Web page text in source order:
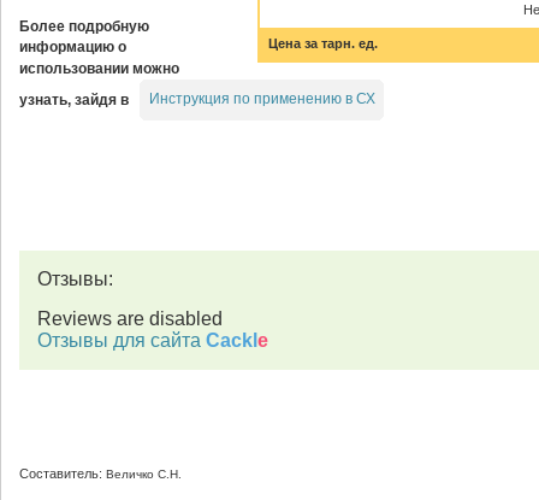
Цена за тарн. ед.
Более подробную
информацию о
использовании можно
узнать, зайдя в
Инструкция по применению в СХ
Отзывы:
Reviews are disabled
Отзывы для сайта Cackl e
Составитель: Величко С.Н.